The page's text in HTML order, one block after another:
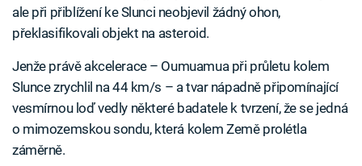
ale při přiblížení ke Slunci neobjevil žádný ohon,
překlasifikovali objekt na asteroid.
Jenže právě akcelerace – Oumuamua při průletu kolem
Slunce zrychlil na 44 km/s – a tvar nápadně připomínající
vesmírnou loď vedly některé badatele k tvrzení, že se jedná
o mimozemskou sondu, která kolem Země prolétla
záměrně.